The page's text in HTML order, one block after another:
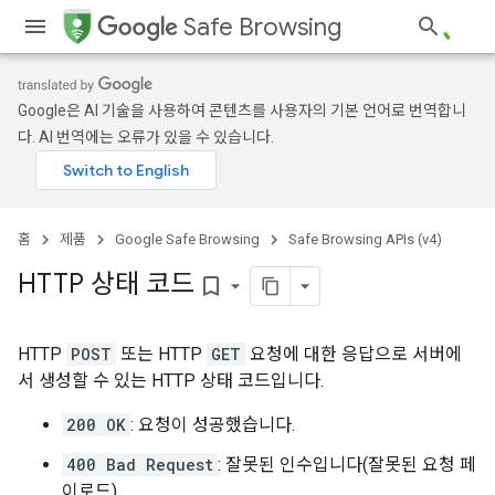
Safe Browsing
Google은 AI 기술을 사용하여 콘텐츠를 사용자의 기본 언어로 번역합니
다. AI 번역에는 오류가 있을 수 있습니다.
홈 제품 Google Safe Browsing Safe Browsing APIs (v4)
HTTP 상태 코드 bookmark_border
HTTP POST 또는 HTTP GET 요청에 대한 응답으로 서버에
서 생성할 수 있는 HTTP 상태 코드입니다.
200 OK : 요청이 성공했습니다.
400 Bad Request : 잘못된 인수입니다(잘못된 요청 페